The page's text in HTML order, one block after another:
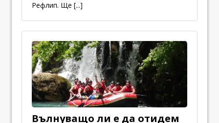
Рефлип. Ще [...]
Вълнуващо ли е да отидем